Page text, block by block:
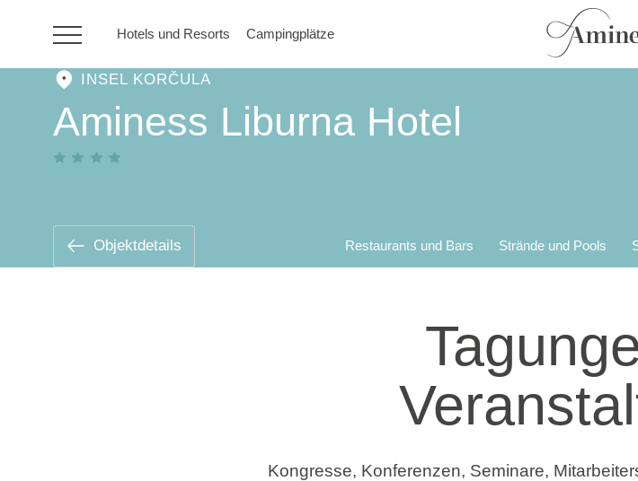
Hotels und Resorts Campingplätze
HR
Campingplätze
INSEL KORČULA
Aminess Liburna Hotel
Objektdetails Restaurants und Bars Strände und Pools
Kongresse, Konferenzen, Seminare,